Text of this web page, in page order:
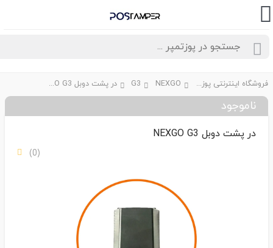
فروشگاه اینترنتی پوزتمپر NEXGO
G3 در پشت دوبل NEXGO G3
ناموجود
در پشت دوبل NEXGO G3